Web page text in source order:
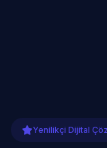
Yenilikçi Dijital